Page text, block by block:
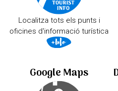
Localitza tots els punts i
oficines d'informació turística
Google Maps